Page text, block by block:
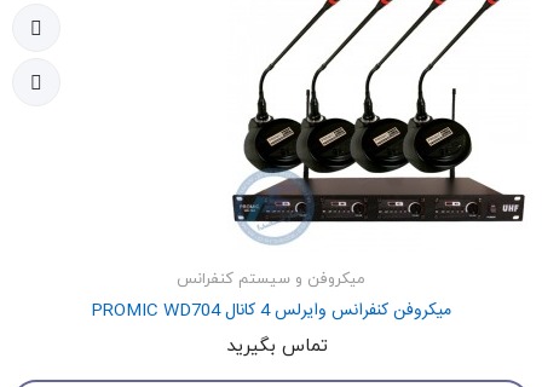
میکروفن و سیستم کنفرانس
میکروفن کنفرانس وایرلس 4 کانال PROMIC WD704
تماس بگیرید